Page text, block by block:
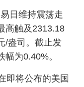
日维持震荡走
高触及2313.18
/盎司。截止发
为0.40%。
即将公布的美国